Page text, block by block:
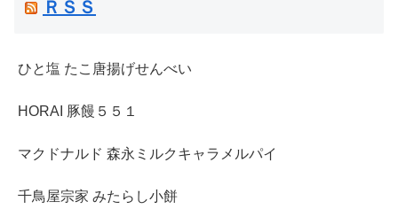
ＲＳＳ
ひと塩 たこ唐揚げせんべい
HORAI 豚饅５５１
マクドナルド 森永ミルクキャラメルパイ
千鳥屋宗家 みたらし小餅